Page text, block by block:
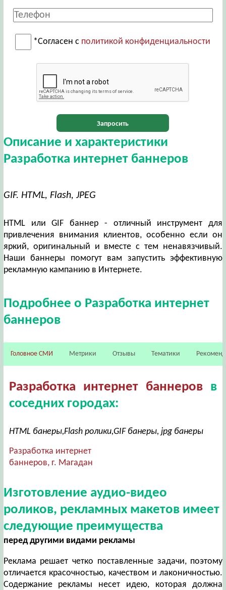
*Согласен с политикой конфиденциальности
Запросить
Описание и характеристики
Разработка интернет баннеров
GIF. HTML, Flash, JPEG
HTML или GIF баннер - отличный инструмент для
привлечения внимания клиентов, особенно если он
яркий, оригинальный и вместе с тем ненавязчивый.
Наши баннеры помогут вам запустить эффективную
рекламную кампанию в Интернете.
Подробнее о Разработка интернет
баннеров
Головное СМИ Метрики Отзывы Тематики
Разработка интернет баннеров в
соседних городах:
HTML банеры,Flash ролики,GIF банеры, jpg банеры
Разработка интернет
баннеров, г. Магадан
Изготовление аудио-видео
роликов, рекламных макетов имеет
следующие преимущества
перед другими видами рекламы
Реклама решает четко поставленные задачи, поэтому
отличается красочностью, качеством и лаконичностью.
Содержание рекламы несет идею, которая должна